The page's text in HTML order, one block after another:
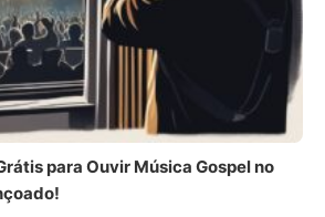
para Ouvir Música Gospel no